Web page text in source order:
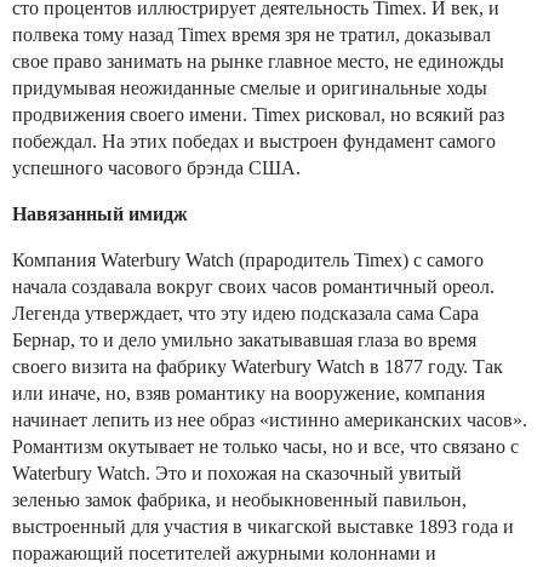
сто процентов иллюстрирует деятельность Timex. И век, и
полвека тому назад Timex время зря не тратил, доказывал
свое право занимать на рынке главное место, не единожды
придумывая неожиданные смелые и оригинальные ходы
продвижения своего имени. Timex рисковал, но всякий раз
побеждал. На этих победах и выстроен фундамент самого
успешного часового брэнда США.
Навязанный имидж
Компания Waterbury Watch (прародитель Timex) с самого
начала создавала вокруг своих часов романтичный ореол.
Легенда утверждает, что эту идею подсказала сама Сара
Бернар, то и дело умильно закатывавшая глаза во время
своего визита на фабрику Waterbury Watch в 1877 году. Так
или иначе, но, взяв романтику на вооружение, компания
начинает лепить из нее образ «истинно американских часов».
Романтизм окутывает не только часы, но и все, что связано с
Waterbury Watch. Это и похожая на сказочный увитый
зеленью замок фабрика, и необыкновенный павильон,
выстроенный для участия в чикагской выставке 1893 года и
поражающий посетителей ажурными колоннами и